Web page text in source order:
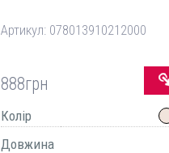
Артикул: 078013910212000
888грн
Колір
Довжина